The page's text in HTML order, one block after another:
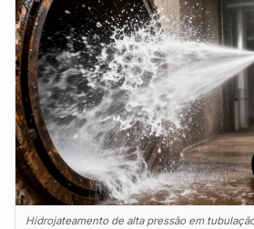
Hidrojateamento de alta pressão em